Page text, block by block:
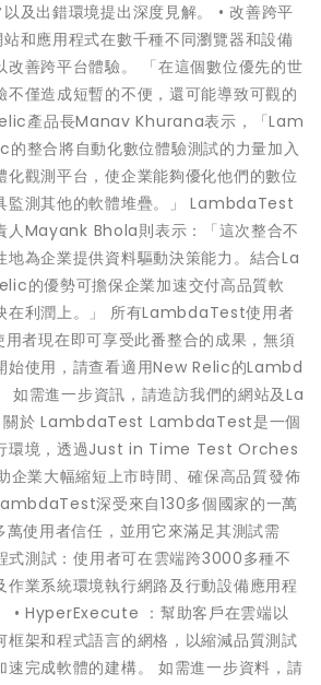
及出錯環境提出深度見解。 • 改善跨平
和應用程式在數千種不同瀏覽器和設備
改善跨平台體驗。 「在這個數位優先的世
不僅造成短暫的不便，還可能導致可觀的
產品長Manav Khurana表示，「Lam
整合將自動化數位體驗測試的力量加入
化觀測平台，使企業能夠優化他們的數位
監測其他的軟體堆疊。」 LambdaTest
人Mayank Bhola則表示：「這次整合不
地為企業提供資料驅動決策能力。結合La
的優勢可擔保企業加速交付高品質軟
在利潤上。」 所有LambdaTest使用者
者現在即可享受此番整合的成果，無須
始使用，請查看適用New Relic的Lambd
如需進一步資訊，請造訪我們的網站及La
於 LambdaTest LambdaTest是一個
環境，透過Just in Time Test Orches
業大幅縮短上市時間、確保高品質發佈
深受來自130多個國家的一萬
使用者信任，並用它來滿足其測試需
式測試：使用者可在雲端跨3000多種不
作業系統環境執行網路及行動設備應用程
• HyperExecute ：幫助客戶在雲端以
框架和程式語言的網格，以縮減品質測試
速完成軟體的建構。 如需進一步資料，請